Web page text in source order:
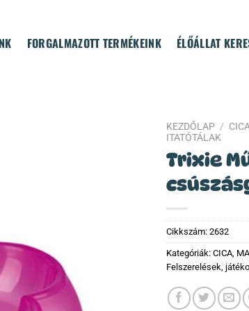
FORGALMAZOTT TERMÉKEINK ÉLŐÁLLAT
KEZDŐLAP /
ITATÓTÁLAK
Trixie
Cikkszám: 2632
Kategóriák: CICA,
Felszerelések,